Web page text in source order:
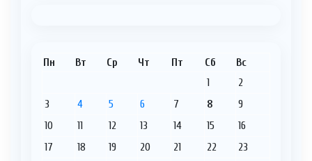
Пн Вт Ср Чт Пт Сб Вс
1
2
3
4 5 6 7 8
9
10
11 12 13 14 15
16
17
18 19 20 21 22
23